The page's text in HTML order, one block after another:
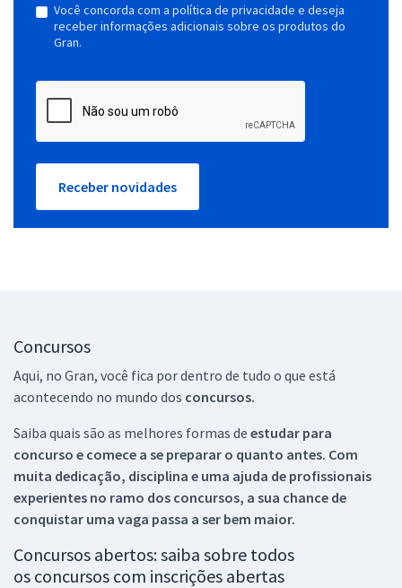
Você concorda com a política de privacidade e deseja
receber informações adicionais sobre os produtos do
Gran.
Receber novidades
Concursos
Aqui, no Gran, você fica por dentro de tudo o que está
acontecendo no mundo dos concursos.
Saiba quais são as melhores formas de estudar para
concurso e comece a se preparar o quanto antes. Com
muita dedicação, disciplina e uma ajuda de profissionais
experientes no ramo dos concursos, a sua chance de
conquistar uma vaga passa a ser bem maior.
Concursos abertos: saiba sobre todos
os concursos com inscrições abertas